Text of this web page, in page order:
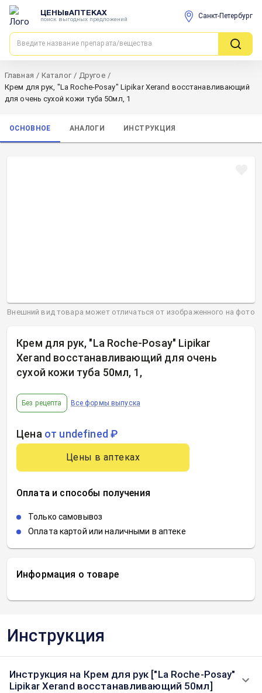
ЦЕНЫвАПТЕКАХ
поиск выгодных предложений Санкт-Петербург
Главная / Каталог / Другое /
Крем для рук, "La Roche-Posay" Lipikar Xerand восстанавливающий
для очень сухой кожи туба 50мл, 1
ОСНОВНОЕ АНАЛОГИ ИНСТРУКЦИЯ
Информация о товаре
Крем для рук, "La Roche-Posay" Lipikar
Xerand восстанавливающий для очень
сухой кожи туба 50мл, 1 ,
Без рецепта Все формы выпуска
Цена от undefined ₽
Цены в аптеках
Оплата и способы получения
Только самовывоз
Оплата картой или наличными в аптеке
Внешний вид товара может отличаться от изображенного на фото
Инструкция
Инструкция на Крем для рук ["La Roche-Posay"
Lipikar Xerand восстанавливающий 50мл]